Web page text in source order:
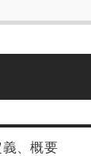
、概要